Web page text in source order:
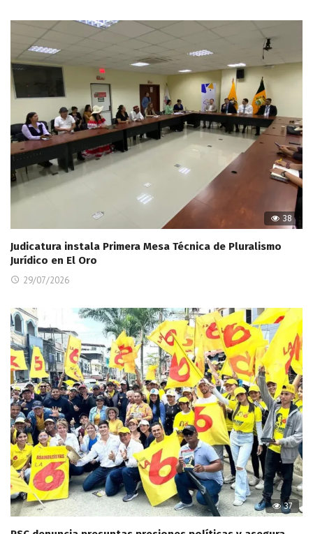
38
Judicatura instala Primera Mesa Técnica de Pluralismo
Jurídico en El Oro
29/07/2026
37